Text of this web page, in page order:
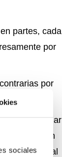
sociales
partes, cada
por
por
deberá pagar
también
principal